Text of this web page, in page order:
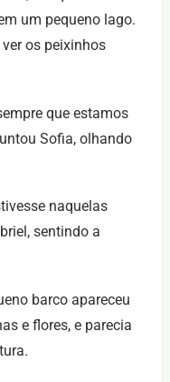
um pequeno lago.
os peixinhos
que estamos
Sofia, olhando
naquelas
sentindo a
barco apareceu
e flores, e parecia